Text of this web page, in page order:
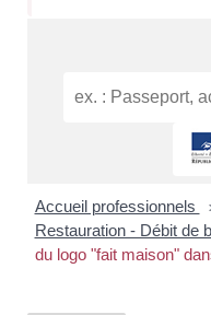
Accueil professionnels
Restauration - Débit de
du logo "fait maison"